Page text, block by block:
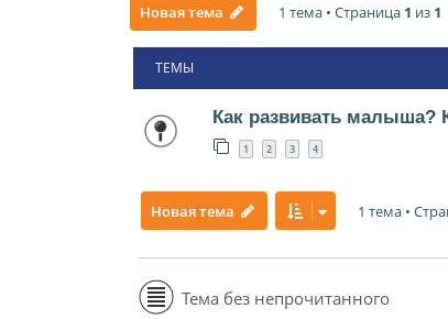
Новая тема 1 тема • Страница 1 из 1
ТЕМЫ
Как развивать малыша?
1 2 3 4
Новая тема 1 тема •
Тема без непрочитанного